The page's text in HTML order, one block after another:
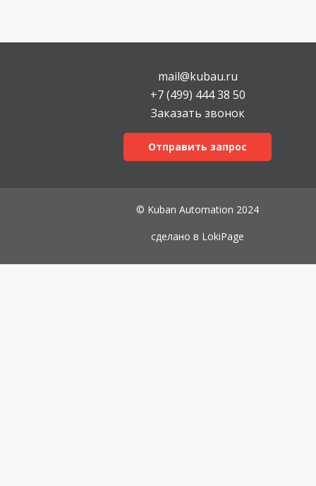
mail@kubau.ru
+7 (499) 444 38 50
Заказать звонок
Отправить запрос
© Kuban Automation 2024
сделано в LokiPage